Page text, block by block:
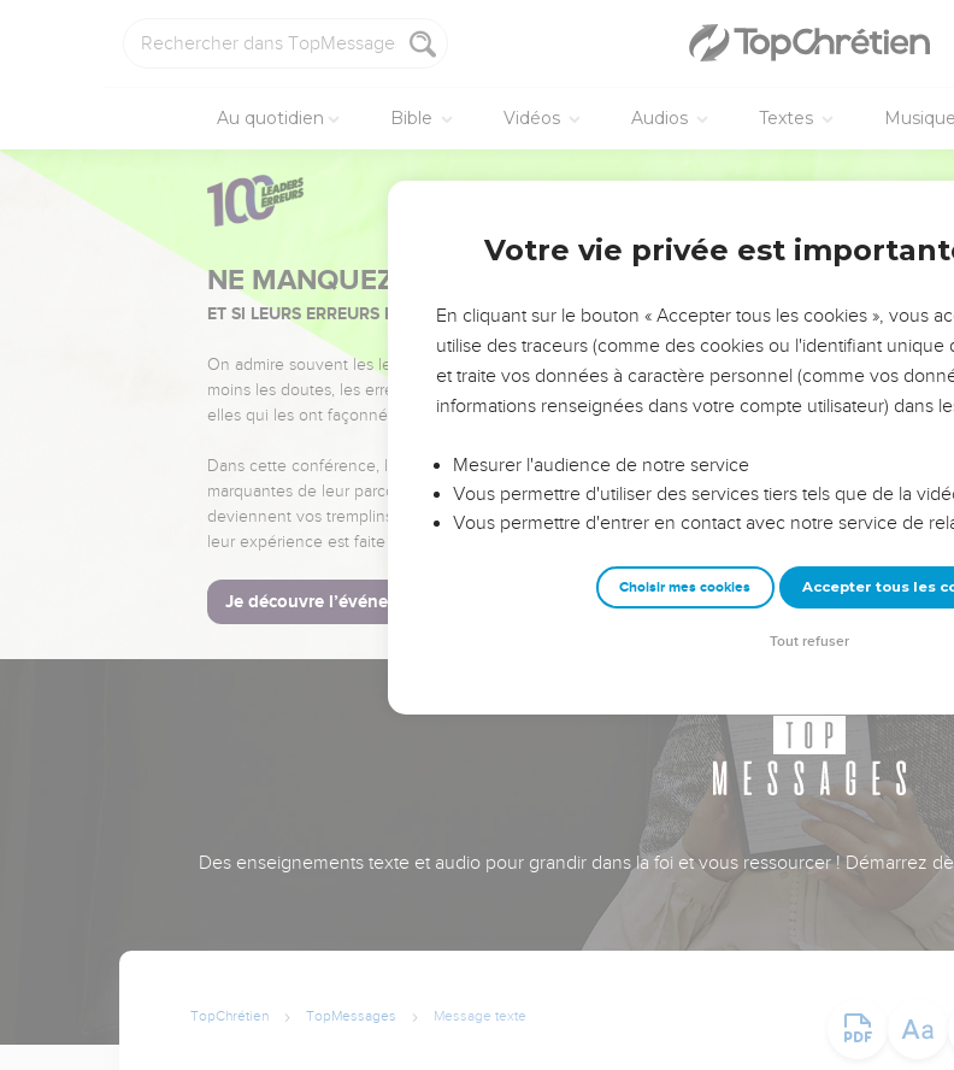
Au quotidien Bible Vidéos Audios Textes Musique
NE MANQUEZ PAS L’ÉVÉNEMENT DE L’ANNÉE !
ET SI LEURS ERREURS POUVAIENT VOUS ÉVITER LES VOTRES ?
On admire souvent les leaders pour leurs réussites, leur impact, leur foi ou leur vision. Mais on voit
moins les doutes, les erreurs et les saisons difficiles qu'ils ont traversés, alors même que ce sont
elles qui les ont façonnés.
Dans cette conférence, leaders, entrepreneurs, et responsables reviennent sur les erreurs
marquantes de leur parcours et les clés pour avancer avec plus de sagesse afin que leurs erreurs
deviennent vos tremplins. Que vous guidiez un ministère, une équipe, un groupe ou une famille,
leur expérience est faite pour vous.
Je découvre l’événement
Des enseignements texte et audio pour grandir dans la foi et vous ressourcer ! Démarrez
TopChrétien TopMessages Message texte
Votre vie privée est
En cliquant sur le bouton « Accepter tous les cookies », vous
utilise des traceurs (comme des cookies ou l'identifiant unique
et traite vos données à caractère personnel (comme vos
informations renseignées dans votre compte utilisateur) dans
Mesurer l'audience de notre service
Vous permettre d'utiliser des services tiers tels que de la
Vous permettre d'entrer en contact avec notre service de
Choisir mes cookies Accepter tous les
Tout refuser